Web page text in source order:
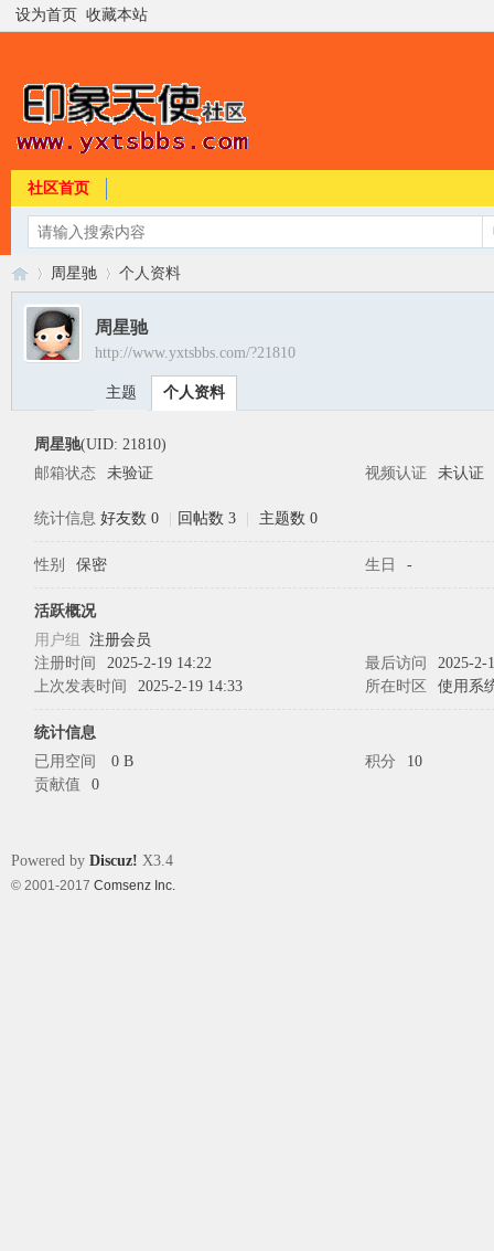
设为首页 收藏本站
社区首页
›
周星驰 个人资料
周星驰
http://www.yxtsbbs.com/?21810
主题 个人资料
周星驰(UID: 21810)
邮箱状态
未验证 视频认证 未认证
统计信息 好友数 0 回帖数 3 主题数 0
性别 保密 生日 -
活跃概况
用户组 注册会员
注册时间
2025-2-19 14:22 最后访问
2025-2-
上次发表时间
2025-2-19 14:33 所在时区 使用系
统计信息
已用空间
0 B 积分
10
贡献值
0
Powered by Discuz! X3.4
© 2001-2017 Comsenz Inc.